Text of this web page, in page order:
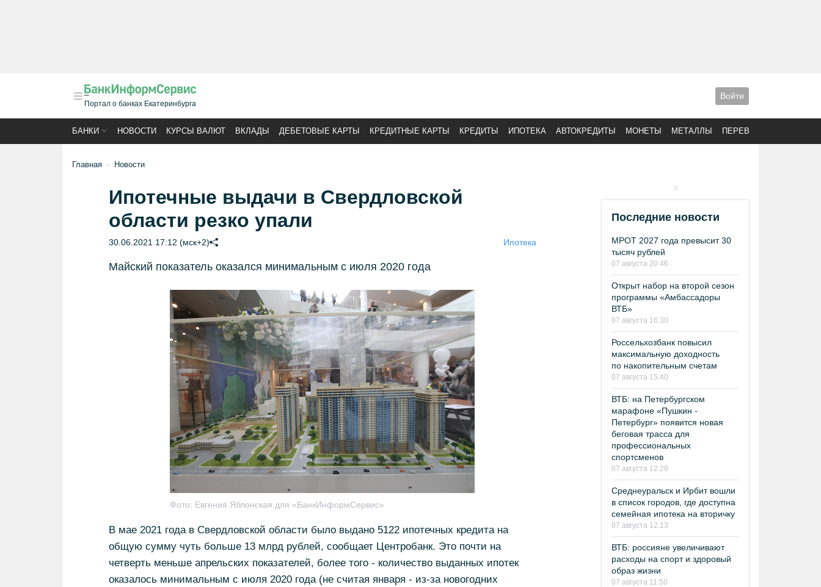
Портал о банках Екатеринбурга
Войти
БАНКИ НОВОСТИ КУРСЫ ВАЛЮТ ВКЛАДЫ ДЕБЕТОВЫЕ КАРТЫ КРЕДИТНЫЕ КАРТЫ КРЕДИТЫ ИПОТЕКА АВТОКРЕДИТЫ МОНЕТЫ МЕТАЛЛЫ ПЕРЕВОДЫ
Главная Новости
Ипотечные выдачи в Свердловской
области резко упали
30.06.2021 17:12 (мск+2) Ипотека
Майский показатель оказался минимальным с июля 2020 года
Фото: Евгения Яблонская для «БанкИнформСервис»
В мае 2021 года в Свердловской области было выдано 5122 ипотечных кредита на
общую сумму чуть больше 13 млрд рублей, сообщает Центробанк. Это почти на
четверть меньше апрельских показателей, более того - количество выданных ипотек
оказалось минимальным с июля 2020 года (не считая января - из-за новогодних
Последние новости
МРОТ 2027 года превысит 30
тысяч рублей
07 августа 20:46
Открыт набор на второй сезон
программы «Амбассадоры
ВТБ»
07 августа 16:30
Россельхозбанк повысил
максимальную доходность
по накопительным счетам
07 августа 15:40
ВТБ: на Петербургском
марафоне «Пушкин -
Петербург» появится новая
беговая трасса для
профессиональных
спортсменов
07 августа 12:28
Среднеуральск и Ирбит вошли
в список городов, где доступна
семейная ипотека на вторичку
07 августа 12:13
ВТБ: россияне увеличивают
расходы на спорт и здоровый
образ жизни
07 августа 11:50